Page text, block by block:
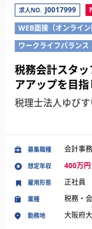
求人NO. J0017999
WEB面接（オンライ
ワークライフバランス
税務会計スタ
アアップを目
税理士法人ゆびす
募集職種 会計事
想定年収 400万
業種 税務・
勤務地 大阪府
雇用形態 正社員